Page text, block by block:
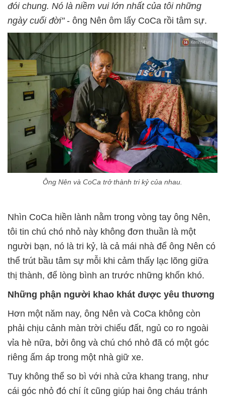
đói chung. Nó là niềm vui lớn nhất của tôi những
ngày cuối đời"- ông Nên ôm lấy CoCa rồi tâm sự.
Ông Nên và CoCa trở thành tri kỷ của nhau.
Nhìn CoCa hiền lành nằm trong vòng tay ông Nên,
tôi tin chú chó nhỏ này không đơn thuần là một
người bạn, nó là tri kỷ, là cả mái nhà để ông Nên có
thể trút bầu tâm sự mỗi khi cảm thấy lạc lõng giữa
thị thành, để lòng bình an trước những khốn khó.
Những phận người khao khát được yêu thương
Hơn một năm nay, ông Nên và CoCa không còn
phải chịu cảnh màn trời chiếu đất, ngủ co ro ngoài
vỉa hè nữa, bởi ông và chú chó nhỏ đã có một góc
riêng ấm áp trong một nhà giữ xe.
Tuy không thể so bì với nhà cửa khang trang, như
cái góc nhỏ đó chí ít cũng giúp hai ông cháu tránh